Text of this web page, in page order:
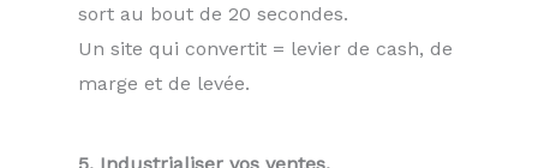
sort au bout de 20 secondes.
Un site qui convertit = levier de cash, de
marge et de levée.